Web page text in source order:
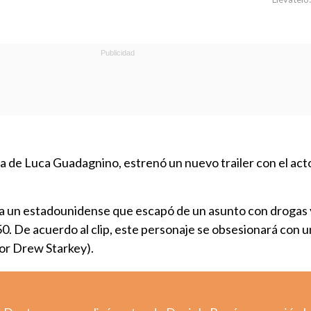
de Luca Guadagnino, estrenó un nuevo trailer con el
un estadounidense que escapó de un asunto con drogas
De acuerdo al clip, este personaje se obsesionará con
Drew Starkey).